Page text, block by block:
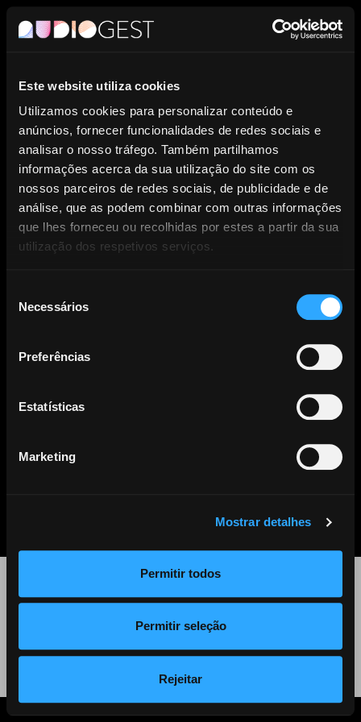
Este website utiliza cookies
Utilizamos cookies para personalizar conteúdo e
anúncios, fornecer funcionalidades de redes sociais e
analisar o nosso tráfego. Também partilhamos
informações acerca da sua utilização do site com os
nossos parceiros de redes sociais, de publicidade e de
análise, que as podem combinar com outras informações
que lhes forneceu ou recolhidas por estes a partir da sua
utilização dos respetivos serviços.
Necessários
Preferências
Estatísticas
Marketing
Mostrar detalhes
Permitir todos
Permitir seleção
Rejeitar
PT
Entidade de Gestão Coletiva de
Direitos dos Produtores
Fonográficos.
NOTÍCIAS
para ver
PARTILHAR
Política de Privacidade